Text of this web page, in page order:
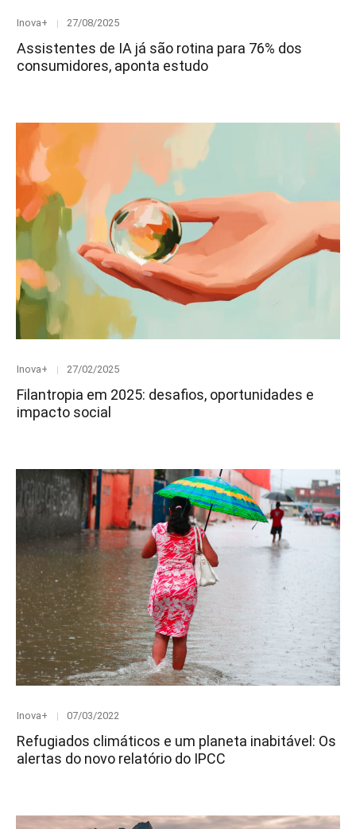
Category
Inova+
Posted
27/08/2025
Assistentes de IA já são rotina para 76% dos
consumidores, aponta estudo
Category
Inova+
Posted
27/02/2025
Filantropia em 2025: desafios, oportunidades e
impacto social
Category
Inova+
Posted
07/03/2022
Refugiados climáticos e um planeta inabitável: Os
alertas do novo relatório do IPCC